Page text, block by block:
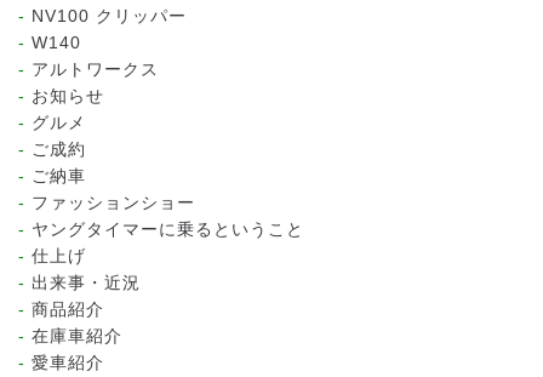
NV100 クリッパー
W140
アルトワークス
お知らせ
グルメ
ご成約
ご納車
ファッションショー
ヤングタイマーに乗るということ
仕上げ
出来事・近況
商品紹介
在庫車紹介
愛車紹介